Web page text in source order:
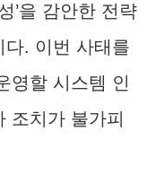
’을 감안한 전략
다. 이번 사태를
영할 시스템 인
조치가 불가피